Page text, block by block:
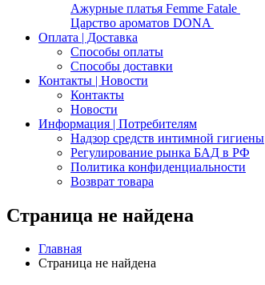
Ажурные платья Femme Fatale
Царство ароматов DONA
Оплата | Доставка
Способы оплаты
Способы доставки
Контакты | Новости
Контакты
Новости
Информация | Потребителям
Надзор средств интимной гигиены
Регулирование рынка БАД в РФ
Политика конфиденциальности
Возврат товара
Страница не найдена
Главная
Страница не найдена